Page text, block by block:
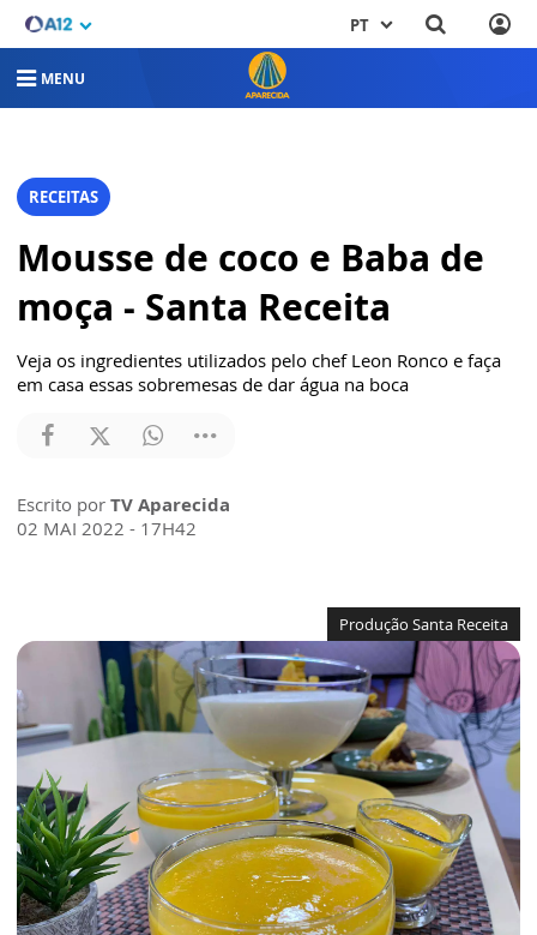
PT
MENU
RECEITAS
Mousse de coco e Baba de
moça - Santa Receita
Veja os ingredientes utilizados pelo chef Leon Ronco e faça
em casa essas sobremesas de dar água na boca
Escrito por TV Aparecida
02 MAI 2022 - 17H42
Produção Santa Receita